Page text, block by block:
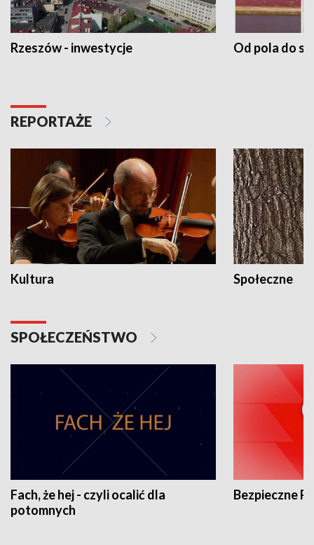
Rzeszów - inwestycje Od pola do
REPORTAŻE
Kultura Społeczne
SPOŁECZEŃSTWO
Fach, że hej - czyli ocalić dla
potomnych
Bezpieczne